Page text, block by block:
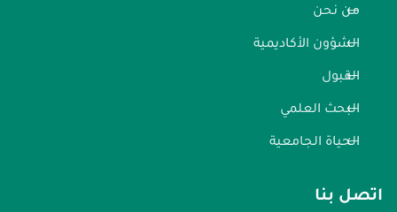
من نحن
الشؤون الأكاديمية
القبول
البحث العلمي
الحياة الجامعية
اتصل بنا